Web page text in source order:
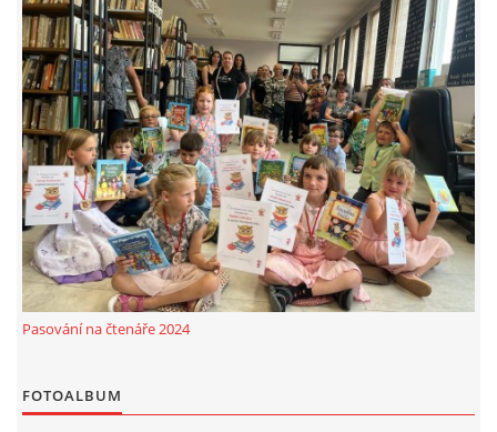
Pasování na čtenáře 2024
FOTOALBUM